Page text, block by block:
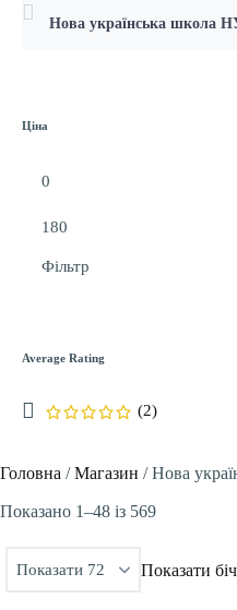
Нова українська школа
Ціна
Фільтр
Average Rating
(2)
Головна / Магазин / Нова
Показано 1–48 із 569Сортовано
Показати